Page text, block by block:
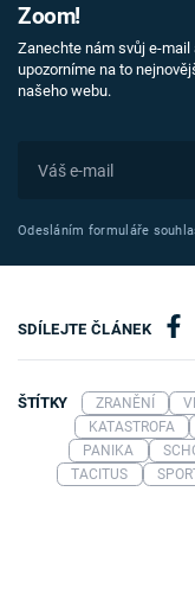
Zoom!
Zanechte nám svůj e-mail
upozorníme na to
našeho webu.
Odesláním formuláře
SDÍLEJTE ČLÁNEK
ŠTÍTKY ZRANĚNÍ
KATASTROFA
PANIKA
TACITUS